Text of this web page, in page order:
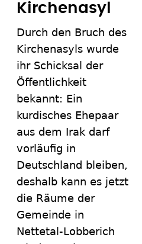
Kirchenasyl
Durch den Bruch des
Kirchenasyls wurde
ihr Schicksal der
Öffentlichkeit
bekannt: Ein
kurdisches Ehepaar
aus dem Irak darf
vorläufig in
Deutschland bleiben,
deshalb kann es jetzt
die Räume der
Gemeinde in
Nettetal-Lobberich